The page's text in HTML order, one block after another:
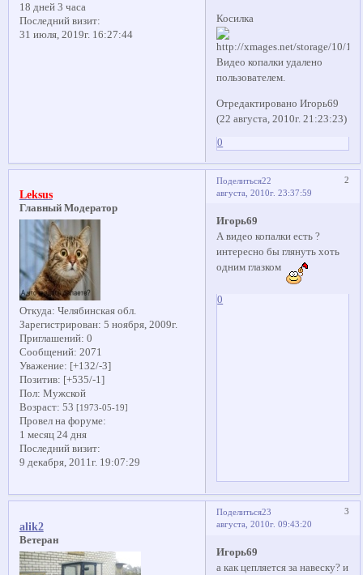
18 дней 3 часа
Последний визит:
31 июля, 2019г. 16:27:44
Косилка
Видео копалки удалено
пользователем.
Отредактировано Игорь69
(22 августа, 2010г. 21:23:23)
0
Поделиться 2
22
августа, 2010г. 23:37:59
Leksus
Главный Модератор
Откуда: Челябинская обл.
Зарегистрирован: 5 ноября, 2009г.
Приглашений: 0
Сообщений: 2071
Уважение: [+132/-3]
Позитив: [+535/-1]
Пол: Мужской
Возраст: 53 [1973-05-19]
Провел на форуме:
1 месяц 24 дня
Последний визит:
9 декабря, 2011г. 19:07:29
Игорь69
А видео копалки есть ?
интересно бы глянуть хоть
одним глазком
0
Поделиться 3
23
августа, 2010г. 09:43:20
alik2
Ветеран
Игорь69
а как цепляется за навеску? и